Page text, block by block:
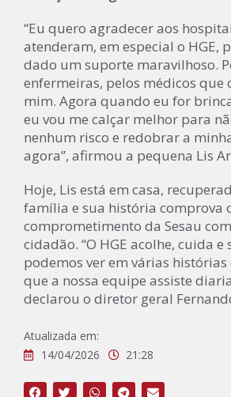
“Eu quero agradecer aos
atenderam, em especial o HGE,
dado um suporte maravilhoso.
enfermeiras, pelos médicos que
mim. Agora quando eu for
eu vou me calçar melhor para
nenhum risco e redobrar a
agora”, afirmou a pequena Lis
Hoje, Lis está em casa,
família e sua história comprova
comprometimento da Sesau
cidadão. “O HGE acolhe, cuida e
podemos ver em várias
que a nossa equipe assiste
declarou o diretor geral
Atualizada em:
14/04/2026
21:28